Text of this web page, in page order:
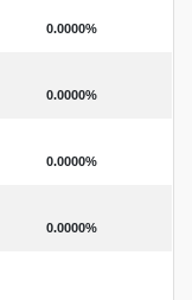
0.0000%
0.0000%
0.0000%
0.0000%